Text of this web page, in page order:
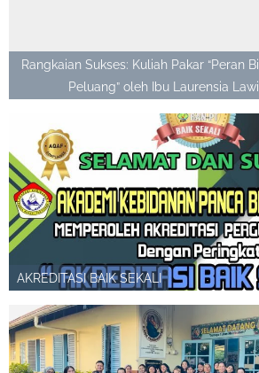
Rangkaian Sukses: Kuliah Pakar “Peran
Peluang” oleh Ibu Laurensia
AKREDITASI BAIK SEKALI